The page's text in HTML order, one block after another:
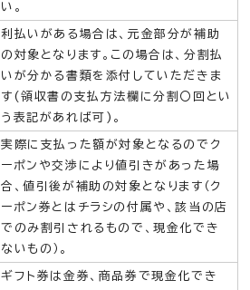
い。
利払いがある場合は、元金部分が補助
の対象となります。この場合は、分割払
いが分かる書類を添付していただきま
す(領収書の支払方法欄に分割〇回とい
う表記があれば可)。
実際に支払った額が対象となるのでク
ーポンや交渉により値引きがあった場
合、値引後が補助の対象となります（ク
ーポン券とはチラシの付属や、該当の店
でのみ割引されるもので、現金化でき
ないもの）。
ギフト券は金券、商品券で現金化でき